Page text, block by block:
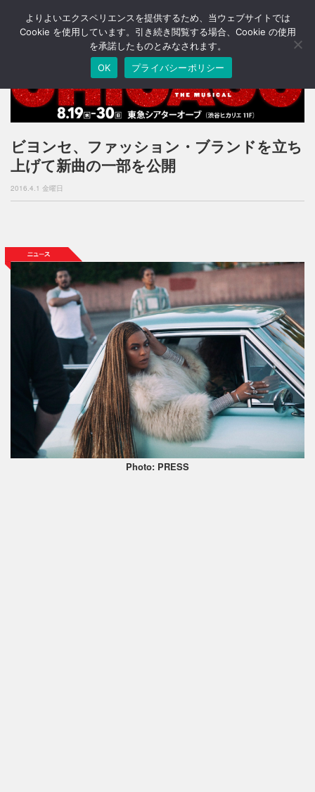
T
o
n
v
g
o
ビヨンセ、ファッション・ブランドを立ち
上げて新曲の一部を公開
2016.4.1 金曜日
Photo: PRESS
よりよいエクスペリエンスを提供するため、当ウェブサイトでは
Cookie を使用しています。引き続き閲覧する場合、Cookie の使用
を承諾したものとみなされます。
OK
プライバシーポリシー